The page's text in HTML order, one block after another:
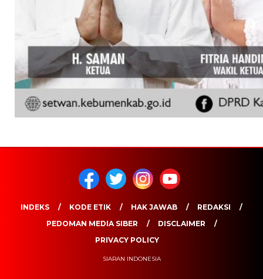
INDEKS KODE ETIK HAK JAWAB
REDAKSI
PEDOMAN MEDIA SIBER
DISCLAIMER
PRIVACY POLICY
SIARAN INDONESIA